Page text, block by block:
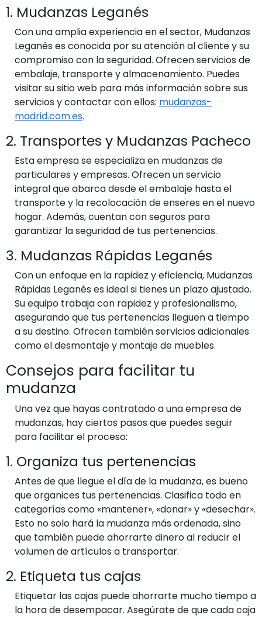
1. Mudanzas Leganés
Con una amplia experiencia en el sector, Mudanzas
Leganés es conocida por su atención al cliente y su
compromiso con la seguridad. Ofrecen servicios de
embalaje, transporte y almacenamiento. Puedes
visitar su sitio web para más información sobre sus
servicios y contactar con ellos: mudanzas-
madrid.com.es.
2. Transportes y Mudanzas Pacheco
Esta empresa se especializa en mudanzas de
particulares y empresas. Ofrecen un servicio
integral que abarca desde el embalaje hasta el
transporte y la recolocación de enseres en el nuevo
hogar. Además, cuentan con seguros para
garantizar la seguridad de tus pertenencias.
3. Mudanzas Rápidas Leganés
Con un enfoque en la rapidez y eficiencia, Mudanzas
Rápidas Leganés es ideal si tienes un plazo ajustado.
Su equipo trabaja con rapidez y profesionalismo,
asegurando que tus pertenencias lleguen a tiempo
a su destino. Ofrecen también servicios adicionales
como el desmontaje y montaje de muebles.
Consejos para facilitar tu
mudanza
Una vez que hayas contratado a una empresa de
mudanzas, hay ciertos pasos que puedes seguir
para facilitar el proceso:
1. Organiza tus pertenencias
Antes de que llegue el día de la mudanza, es bueno
que organices tus pertenencias. Clasifica todo en
categorías como «mantener», «donar» y «desechar».
Esto no solo hará la mudanza más ordenada, sino
que también puede ahorrarte dinero al reducir el
volumen de artículos a transportar.
2. Etiqueta tus cajas
Etiquetar las cajas puede ahorrarte mucho tiempo a
la hora de desempacar. Asegúrate de que cada caja